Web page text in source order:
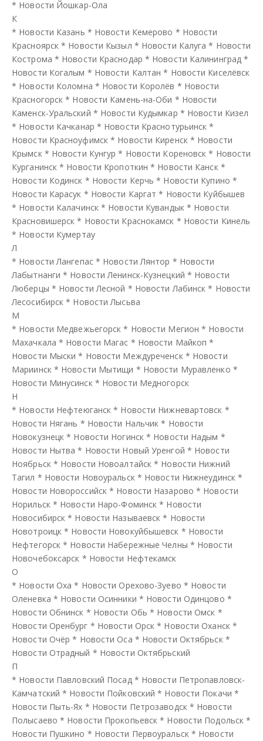
* Новости Йошкар-Ола
К
* Новости Казань * Новости Кемерово * Новости
Красноярск * Новости Кызыл * Новости Калуга * Новости
Кострома * Новости Краснодар * Новости Калининград *
Новости Когалым * Новости Калтан * Новости Киселёвск
* Новости Коломна * Новости Королёв * Новости
Красногорск * Новости Камень-на-Оби * Новости
Каменск-Уральский * Новости Кудымкар * Новости Кизел
* Новости Качканар * Новости Краснотурьинск *
Новости Красноуфимск * Новости Киренск * Новости
Крымск * Новости Кунгур * Новости Кореновск * Новости
Курганинск * Новости Кропоткин * Новости Канск *
Новости Кодинск * Новости Керчь * Новости Купино *
Новости Карасук * Новости Каргат * Новости Куйбышев
* Новости Калачинск * Новости Кувандык * Новости
Красновишерск * Новости Краснокамск * Новости Кинель
* Новости Кумертау
Л
* Новости Лангепас* Новости Лянтор * Новости
Лабытнанги * Новости Ленинск-Кузнецкий * Новости
Люберцы * Новости Лесной * Новости Лабинск * Новости
Лесосибирск * Новости Лысьва
М
* Новости Медвежьегорск * Новости Мегион * Новости
Махачкала * Новости Магас * Новости Майкоп *
Новости Мыски * Новости Междуреченск * Новости
Мариинск * Новости Мытищи * Новости Муравленко *
Новости Минусинск * Новости Медногорск
Н
* Новости Нефтеюганск * Новости Нижневартовск *
Новости Нягань * Новости Нальчик * Новости
Новокузнецк * Новости Ногинск * Новости Надым *
Новости Нытва * Новости Новый Уренгой * Новости
Ноябрьск * Новости Новоалтайск * Новости Нижний
Тагил * Новости Новоуральск * Новости Нижнеудинск *
Новости Новороссийск * Новости Назарово * Новости
Норильск * Новости Наро-Фоминск * Новости
Новосибирск * Новости Называевск * Новости
Новотроицк * Новости Новокуйбышевск * Новости
Нефтегорск * Новости Набережные Челны * Новости
Новочебоксарск * Новости Нефтекамск
О
* Новости Оха * Новости Орехово-Зуево * Новости
Оленевка * Новости Осинники * Новости Одинцово *
Новости Обнинск * Новости Обь * Новости Омск *
Новости Оренбург * Новости Орск * Новости Оханск *
Новости Очёр * Новости Оса * Новости Октябрьск *
Новости Отрадный * Новости Октябрьский
П
* Новости Павловский Посад * Новости Петропавловск-
Камчатский * Новости Пойковский * Новости Покачи *
Новости Пыть-Ях * Новости Петрозаводск * Новости
Полысаево * Новости Прокопьевск * Новости Подольск *
Новости Пушкино * Новости Первоуральск * Новости